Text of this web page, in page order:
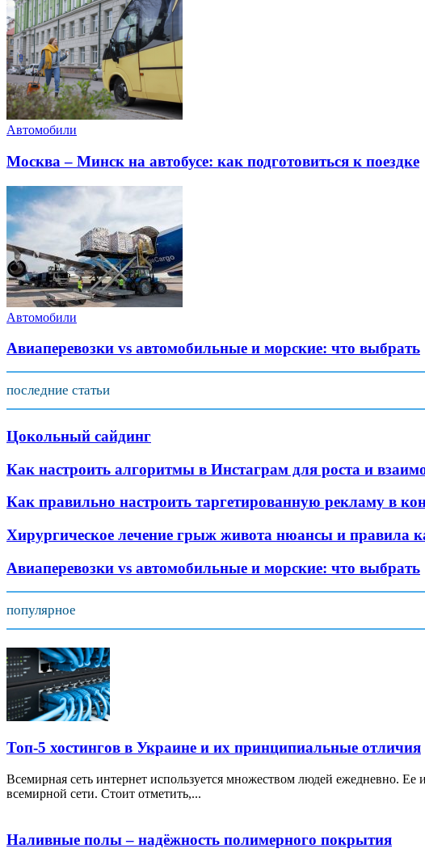
Автомобили
Москва – Минск на автобусе: как подготовиться к поездке
Автомобили
Авиаперевозки vs автомобильные и морские: что выбрать
последние статьи
Цокольный сайдинг
Как настроить алгоритмы в Инстаграм для роста и
Как правильно настроить таргетированную рекламу в
Хирургическое лечение грыж живота нюансы и правила
Авиаперевозки vs автомобильные и морские: что выбрать
популярное
Топ-5 хостингов в Украине и их принципиальные отличия
Всемирная сеть интернет используется множеством людей ежедневно.
всемирной сети. Стоит отметить,...
Наливные полы – надёжность полимерного покрытия